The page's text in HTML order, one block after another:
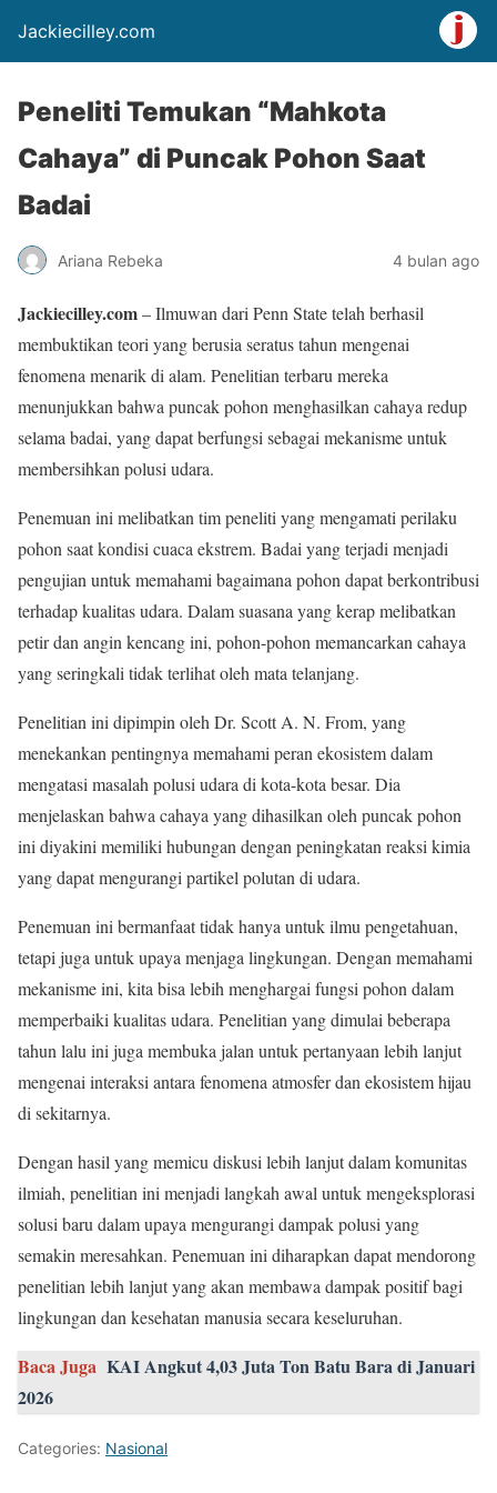
Jackiecilley.com
Peneliti Temukan “Mahkota
Cahaya” di Puncak Pohon Saat
Badai
Ariana Rebeka 4 bulan ago
Jackiecilley.com– Ilmuwan dari Penn State telah berhasil
membuktikan teori yang berusia seratus tahun mengenai
fenomena menarik di alam. Penelitian terbaru mereka
menunjukkan bahwa puncak pohon menghasilkan cahaya redup
selama badai, yang dapat berfungsi sebagai mekanisme untuk
membersihkan polusi udara.
Penemuan ini melibatkan tim peneliti yang mengamati perilaku
pohon saat kondisi cuaca ekstrem. Badai yang terjadi menjadi
pengujian untuk memahami bagaimana pohon dapat berkontribusi
terhadap kualitas udara. Dalam suasana yang kerap melibatkan
petir dan angin kencang ini, pohon-pohon memancarkan cahaya
yang seringkali tidak terlihat oleh mata telanjang.
Penelitian ini dipimpin oleh Dr. Scott A. N. From, yang
menekankan pentingnya memahami peran ekosistem dalam
mengatasi masalah polusi udara di kota-kota besar. Dia
menjelaskan bahwa cahaya yang dihasilkan oleh puncak pohon
ini diyakini memiliki hubungan dengan peningkatan reaksi kimia
yang dapat mengurangi partikel polutan di udara.
Penemuan ini bermanfaat tidak hanya untuk ilmu pengetahuan,
tetapi juga untuk upaya menjaga lingkungan. Dengan memahami
mekanisme ini, kita bisa lebih menghargai fungsi pohon dalam
memperbaiki kualitas udara. Penelitian yang dimulai beberapa
tahun lalu ini juga membuka jalan untuk pertanyaan lebih lanjut
mengenai interaksi antara fenomena atmosfer dan ekosistem hijau
di sekitarnya.
Dengan hasil yang memicu diskusi lebih lanjut dalam komunitas
ilmiah, penelitian ini menjadi langkah awal untuk mengeksplorasi
solusi baru dalam upaya mengurangi dampak polusi yang
semakin meresahkan. Penemuan ini diharapkan dapat mendorong
penelitian lebih lanjut yang akan membawa dampak positif bagi
lingkungan dan kesehatan manusia secara keseluruhan.
Baca Juga KAI Angkut 4,03 Juta Ton Batu Bara di Januari
2026
Categories: Nasional